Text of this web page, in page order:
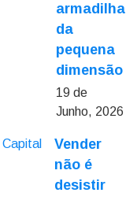
armadilha
da
pequena
dimensão
19 de
Junho, 2026
Vender
não é
desistir